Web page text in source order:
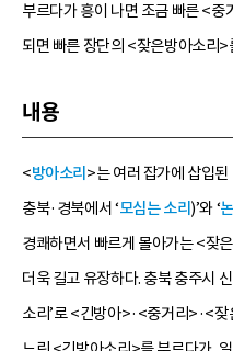
부르다가 흥이 나면 조금 빠른 <중
되면 빠른 장단의 <잦은방아소리>
내용
<방아소리 >는 여러 잡가에 삽입
충북·경북에서 ‘모심는 소리 )’와 ‘
경쾌하면서 빠르게 몰아가는 <잦
더욱 길고 유장하다. 충북 충주시
소리’로 <긴방아>·<중거리>·<